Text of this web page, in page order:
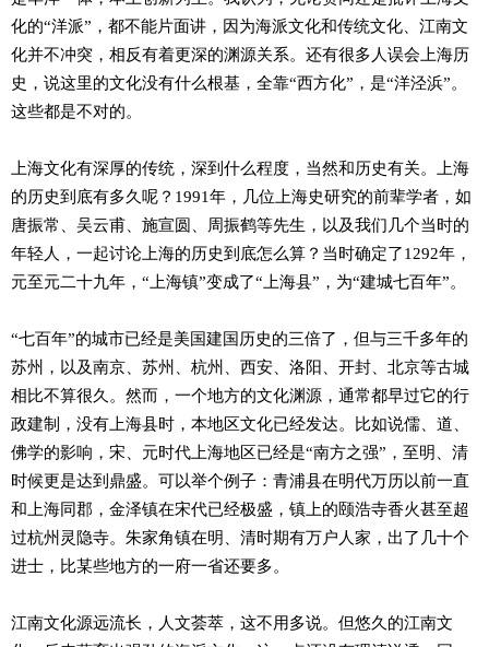
化的“洋派”，都不能片面讲，因为海派文化和传统文化、江南文
化并不冲突，相反有着更深的渊源关系。还有很多人误会上海历
史，说这里的文化没有什么根基，全靠“西方化”，是“洋泾浜”。
这些都是不对的。
上海文化有深厚的传统，深到什么程度，当然和历史有关。上海
的历史到底有多久呢？1991年，几位上海史研究的前辈学者，如
唐振常、吴云甫、施宣圆、周振鹤等先生，以及我们几个当时的
年轻人，一起讨论上海的历史到底怎么算？当时确定了1292年，
元至元二十九年，“上海镇”变成了“上海县”，为“建城七百年”。
“七百年”的城市已经是美国建国历史的三倍了，但与三千多年的
苏州，以及南京、苏州、杭州、西安、洛阳、开封、北京等古城
相比不算很久。然而，一个地方的文化渊源，通常都早过它的行
政建制，没有上海县时，本地区文化已经发达。比如说儒、道、
佛学的影响，宋、元时代上海地区已经是“南方之强”，至明、清
时候更是达到鼎盛。可以举个例子：青浦县在明代万历以前一直
和上海同郡，金泽镇在宋代已经极盛，镇上的颐浩寺香火甚至超
过杭州灵隐寺。朱家角镇在明、清时期有万户人家，出了几十个
进士，比某些地方的一府一省还要多。
江南文化源远流长，人文荟萃，这不用多说。但悠久的江南文